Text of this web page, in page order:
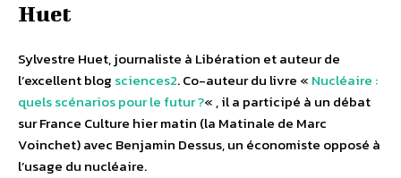
Huet
Sylvestre Huet, journaliste à Libération et auteur de
l’excellent blog sciences2. Co-auteur du livre « Nucléaire :
quels scénarios pour le futur ?« , il a participé à un débat
sur France Culture hier matin (la Matinale de Marc
Voinchet) avec Benjamin Dessus, un économiste opposé à
l’usage du nucléaire.